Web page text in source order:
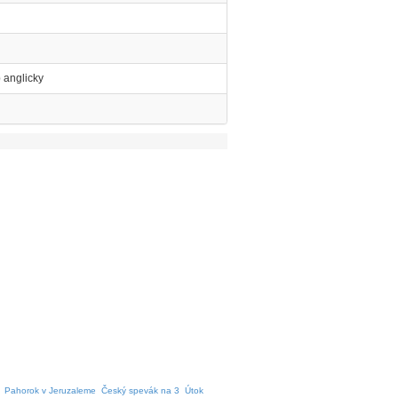
anglicky
Pahorok v Jeruzaleme Český spevák na 3 Útok